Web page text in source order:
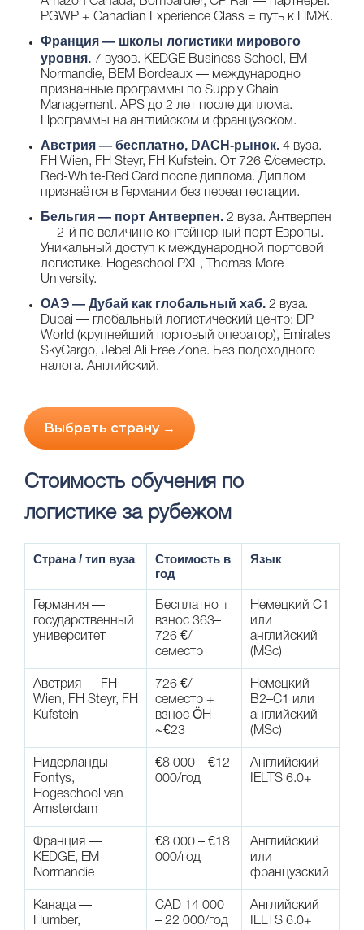
PGWP + Canadian Experience Class = путь к ПМЖ.
Франция — школы логистики мирового
уровня. 7 вузов. KEDGE Business School, EM
Normandie, BEM Bordeaux — международно
признанные программы по Supply Chain
Management. APS до 2 лет после диплома.
Программы на английском и французском.
Австрия — бесплатно, DACH-рынок. 4 вуза.
FH Wien, FH Steyr, FH Kufstein. От 726 €/семестр.
Red-White-Red Card после диплома. Диплом
признаётся в Германии без переаттестации.
Бельгия — порт Антверпен. 2 вуза. Антверпен
— 2-й по величине контейнерный порт Европы.
Уникальный доступ к международной портовой
логистике. Hogeschool PXL, Thomas More
University.
ОАЭ — Дубай как глобальный хаб. 2 вуза.
Dubai — глобальный логистический центр: DP
World (крупнейший портовый оператор), Emirates
SkyCargo, Jebel Ali Free Zone. Без подоходного
налога. Английский.
Выбрать страну →
Стоимость обучения по
логистике за рубежом
Страна / тип вуза
Стоимость в
год
Язык
Германия —
государственный
университет
Бесплатно +
взнос 363–
726 €/
семестр
Немецкий C1
или
английский
(MSc)
Австрия — FH
Wien, FH Steyr, FH
Kufstein
726 €/
семестр +
взнос ÖH
~€23
Немецкий
B2–C1 или
английский
(MSc)
Нидерланды —
Fontys,
Hogeschool van
Amsterdam
€8 000 – €12
000/год
Английский
IELTS 6.0+
Франция —
KEDGE, EM
Normandie
€8 000 – €18
000/год
Английский
или
французский
Канада —
Humber,
CAD 14 000
– 22 000/год
Английский
IELTS 6.0+